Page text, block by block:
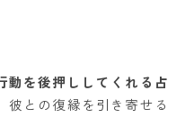
動を後押ししてくれる占
彼との復縁を引き寄せる